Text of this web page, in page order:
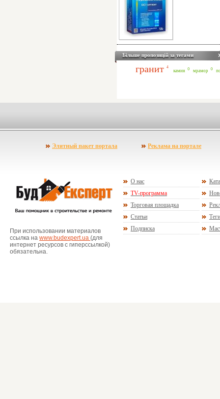
Більше пропозицій за тегами
гранит 4
камин 0 мрамор 0
Элитный пакет портала Реклама на портале
При использовании материалов
ссылка на www.budexpert.ua (для
интернет ресурсов с гиперссылкой)
обязательна.
О нас
TV-программа
Торговая площадка
Статьи
Теги
Подписка